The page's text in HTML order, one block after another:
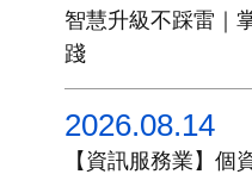
智慧升級不踩雷｜
踐
2026.08.14
【資訊服務業】個